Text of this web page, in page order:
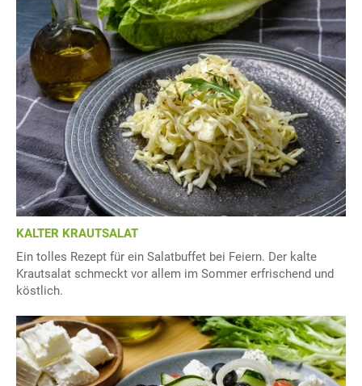
KALTER KRAUTSALAT
Ein tolles Rezept für ein Salatbuffet bei Feiern. Der kalte
Krautsalat schmeckt vor allem im Sommer erfrischend und
köstlich.